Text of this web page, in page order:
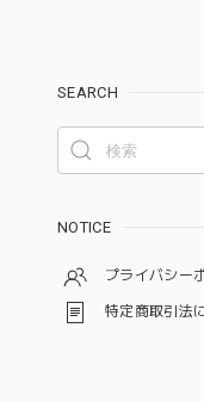
SEARCH
NOTICE
プライバシー
特定商取引法